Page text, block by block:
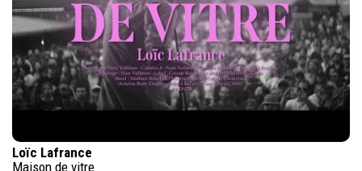
Loïc Lafrance
Maison de vitre